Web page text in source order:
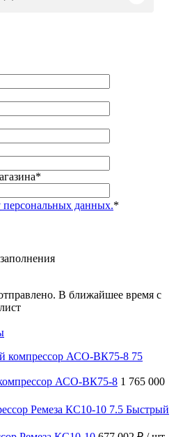
*
персональных данных.*
В ближайшее время с
АСО-ВК75-8 1 765 000
Быстрый